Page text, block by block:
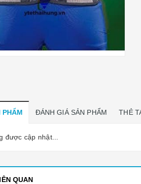
PHẨM ĐÁNH GIÁ SẢN PHẨM THẺ
được cập nhật...
QUAN